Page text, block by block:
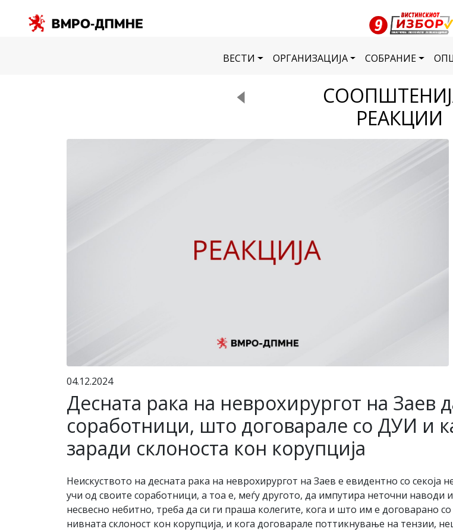
ВЕСТИ ОРГАНИЗАЦИЈА СОБРАНИЕ
РЕАКЦИИ
04.12.2024
Десната рака на неврохирургот на Заев
соработници, што договарале со ДУИ и
заради склоноста кон корупција
Неискуството на десната рака на неврохирургот на Заев е евидентно со
учи од своите соработници, а тоа е, меѓу другото, да импутира неточни наводи
несвесно небитно, треба да си ги праша колегите, кога и што им е договарано
нивната склоност кон корупција, и кога договарале поттикнување на тензии,